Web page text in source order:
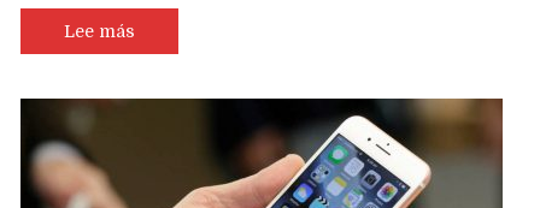
Lee más